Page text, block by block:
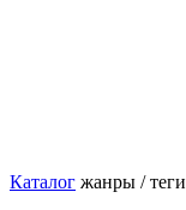
Каталог жанры / теги